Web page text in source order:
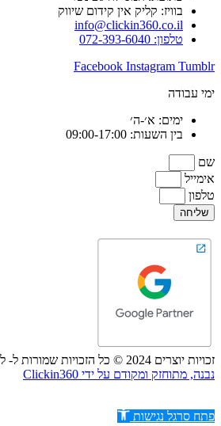
בוויז: קליק אין קידום שיווק
info@clickin360.co.il
טלפון: 072-393-6040
Facebook Instagram Tumblr
ימי עבודה
ימים: א׳-ה׳
בין השעות: 09:00-17:00
שם
אימייל
טלפון
שליחה
זכויות יוצרים 2024 © כל הזכויות שמורות ל- לקליק אין
נבנה, מתוחזק ומקודם על ידי Clickin360
פתח סרגל נגישות